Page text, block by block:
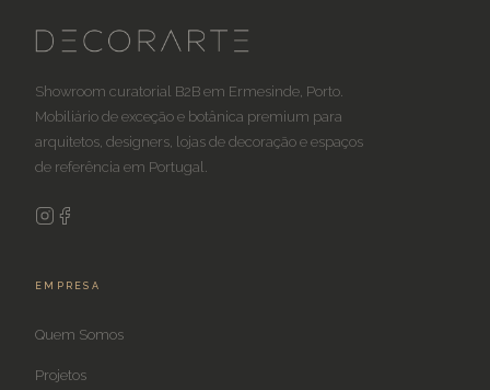
Showroom curatorial B2B em Ermesinde, Porto.
Mobiliário de exceção e botânica premium para
arquitetos, designers, lojas de decoração e espaços
de referência em Portugal.
EMPRESA
Quem Somos
Projetos